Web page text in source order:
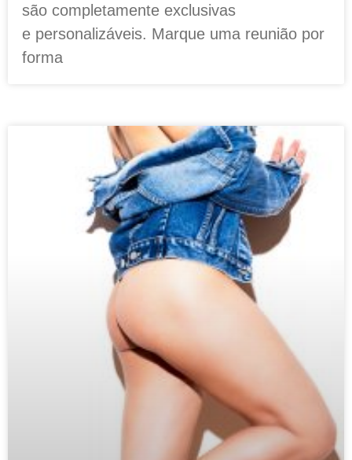
são completamente exclusivas
e personalizáveis. Marque uma reunião por
forma